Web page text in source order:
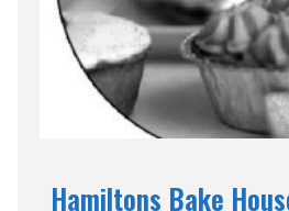
Hamiltons Bake